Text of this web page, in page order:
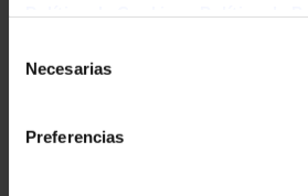
Necesarias
Preferencias